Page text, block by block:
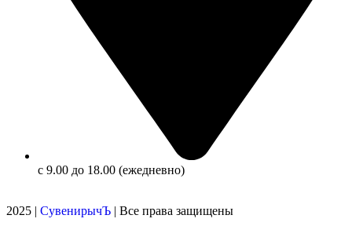
с 9.00 до 18.00 (ежедневно)
2025 | СувенирычЪ | Все права защищены